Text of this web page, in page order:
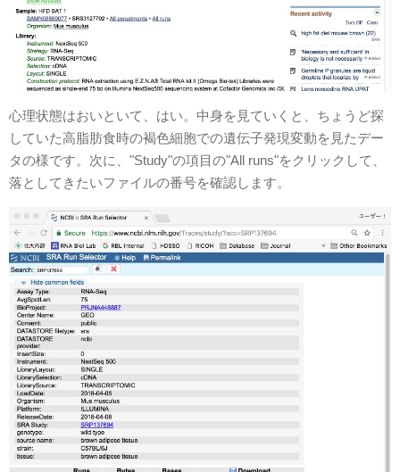
心理状態はおいといて、はい。中身を見ていくと、ちょうど探
していた高脂肪食時の褐色細胞での遺伝子発現変動を見たデー
タの様です。次に、"Study"の項目の"All runs"をクリックして、
落としてきたいファイルの番号を確認します。